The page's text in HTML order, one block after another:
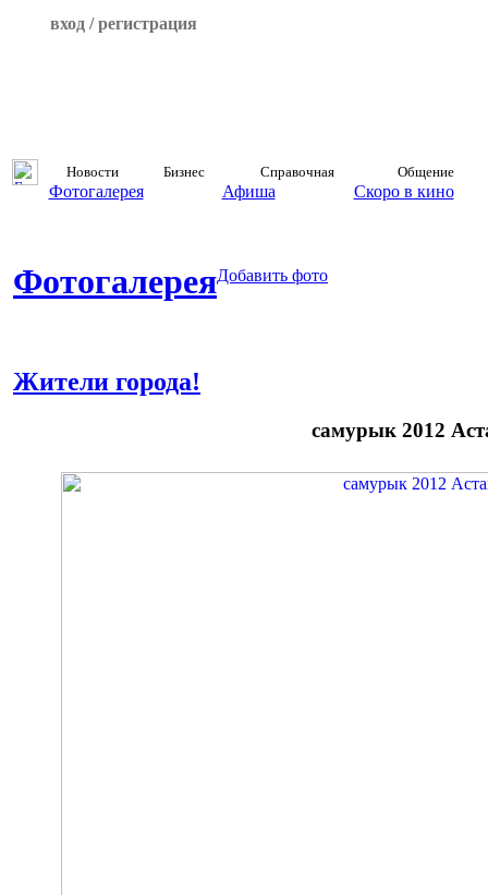
вход / регистрация
Новости Бизнес Справочная Общение
Фотогалерея Афиша Скоро в кино
ФотогалереяДобавить фото
Жители города!
самурык 2012